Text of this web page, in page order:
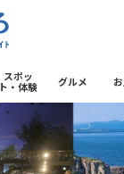
福井
スポッ
ト・体験
グルメ